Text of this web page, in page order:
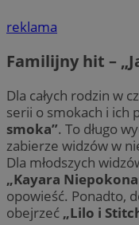
reklama
Familijny hit –
Dla całych rodzin w
serii o smokach i ich
smoka”. To długo
zabierze widzów w
Dla młodszych
„Kayara
opowieść. Ponadto,
obejrzeć „Lilo i